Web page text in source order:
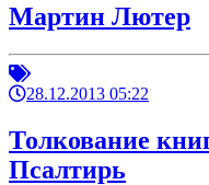
Мартин Лютер
28.12.2013 05:22
Толкование
Псалтирь